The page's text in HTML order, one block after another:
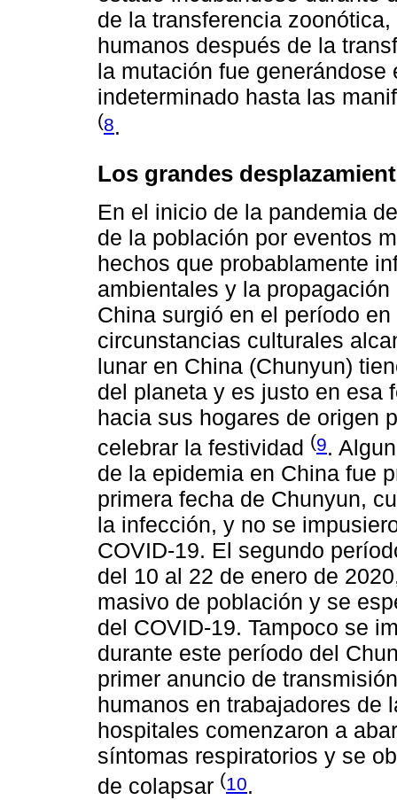
de la transferencia
humanos después de la
la mutación fue
indeterminado hasta las
(8.
Los grandes
En el inicio de la pandemia
de la población por eventos
hechos que probablamente
ambientales y la
China surgió en el período
circunstancias culturales
lunar en China (Chunyun)
del planeta y es justo en esa
hacia sus hogares de origen
celebrar la festividad (9.
de la epidemia en China fue
primera fecha de Chunyun,
la infección, y no se
COVID-19. El segundo
del 10 al 22 de enero de
masivo de población y se
del COVID-19. Tampoco se
durante este período del
primer anuncio de
humanos en trabajadores de
hospitales comenzaron a
síntomas respiratorios y se
de colapsar (10.